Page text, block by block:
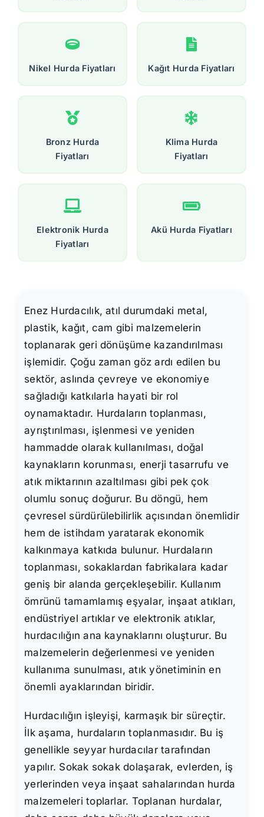
Nikel Hurda Fiyatları Kağıt Hurda Fiyatları
Bronz Hurda
Fiyatları
Klima Hurda
Fiyatları
Elektronik Hurda
Fiyatları
Akü Hurda Fiyatları
Enez Hurdacılık, atıl durumdaki metal,
plastik, kağıt, cam gibi malzemelerin
toplanarak geri dönüşüme kazandırılması
işlemidir. Çoğu zaman göz ardı edilen bu
sektör, aslında çevreye ve ekonomiye
sağladığı katkılarla hayati bir rol
oynamaktadır. Hurdaların toplanması,
ayrıştırılması, işlenmesi ve yeniden
hammadde olarak kullanılması, doğal
kaynakların korunması, enerji tasarrufu ve
atık miktarının azaltılması gibi pek çok
olumlu sonuç doğurur. Bu döngü, hem
çevresel sürdürülebilirlik açısından önemlidir
hem de istihdam yaratarak ekonomik
kalkınmaya katkıda bulunur. Hurdaların
toplanması, sokaklardan fabrikalara kadar
geniş bir alanda gerçekleşebilir. Kullanım
ömrünü tamamlamış eşyalar, inşaat atıkları,
endüstriyel artıklar ve elektronik atıklar,
hurdacılığın ana kaynaklarını oluşturur. Bu
malzemelerin değerlenmesi ve yeniden
kullanıma sunulması, atık yönetiminin en
önemli ayaklarından biridir.
Hurdacılığın işleyişi, karmaşık bir süreçtir.
İlk aşama, hurdaların toplanmasıdır. Bu iş
genellikle seyyar hurdacılar tarafından
yapılır. Sokak sokak dolaşarak, evlerden, iş
yerlerinden veya inşaat sahalarından hurda
malzemeleri toplarlar. Toplanan hurdalar,